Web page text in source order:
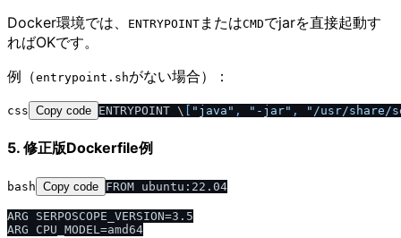
Docker環境では、 ENTRYPOINT またはCMDでjarを直接起動す
ればOKです。
例（entrypoint.shがない場合）：
css Copy code ENTRYPOINT \ [ "java" , "-jar" , "/usr/share/
5. 修正版Dockerfile例
bash Copy code FROM ubuntu:22.04
ARG SERPOSCOPE_VERSION=3.5
ARG CPU_MODEL=amd64